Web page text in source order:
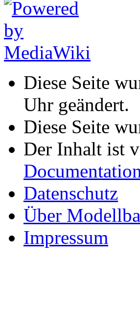
Diese Seite
Uhr geändert.
Diese Seite
Der Inhalt ist
Datenschutz
Über
Impressum